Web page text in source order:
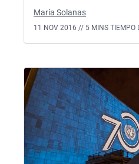
María Solanas
11 NOV 2016 // 5 MINS TIEMPO